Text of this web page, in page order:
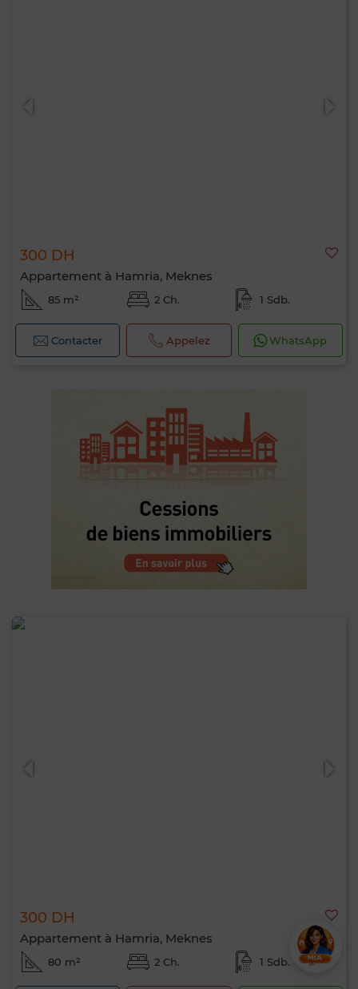
300 DH
Appartement à Hamria, Meknes
85 m² 2 Ch. 1 Sdb.
Contacter Appelez WhatsApp
300 DH
Appartement à Hamria, Meknes
80 m² 2 Ch. 1 Sdb.
0 / 500